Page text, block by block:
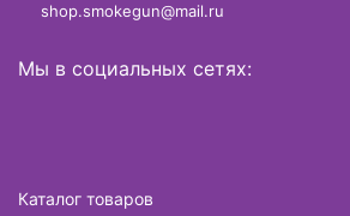
shop.smokegun@mail.ru
Мы в социальных сетях:
Каталог товаров